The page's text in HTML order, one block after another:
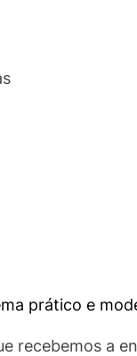
prático e
recebemos a